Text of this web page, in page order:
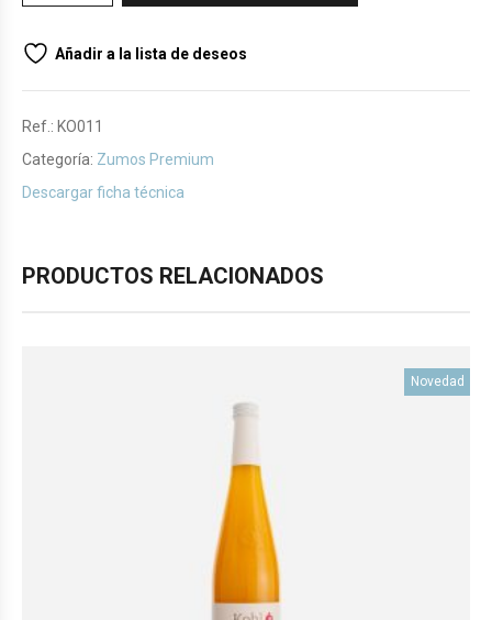
Añadir a la lista de deseos
Ref.: KO011
Categoría: Zumos Premium
Descargar ficha técnica
PRODUCTOS RELACIONADOS
Novedad